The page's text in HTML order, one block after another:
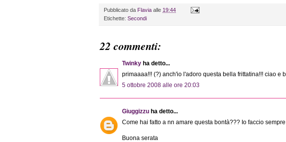
Pubblicato da Flavia alle 19:44
Etichette: Secondi
22 commenti:
Twinky ha detto...
primaaaa!!! (?) anch'io l'adoro questa bella frittatina!!! ciao e
5 ottobre 2008 alle ore 20:03
Giuggizzu ha detto...
Come hai fatto a nn amare questa bontà??? Io faccio
Buona serata